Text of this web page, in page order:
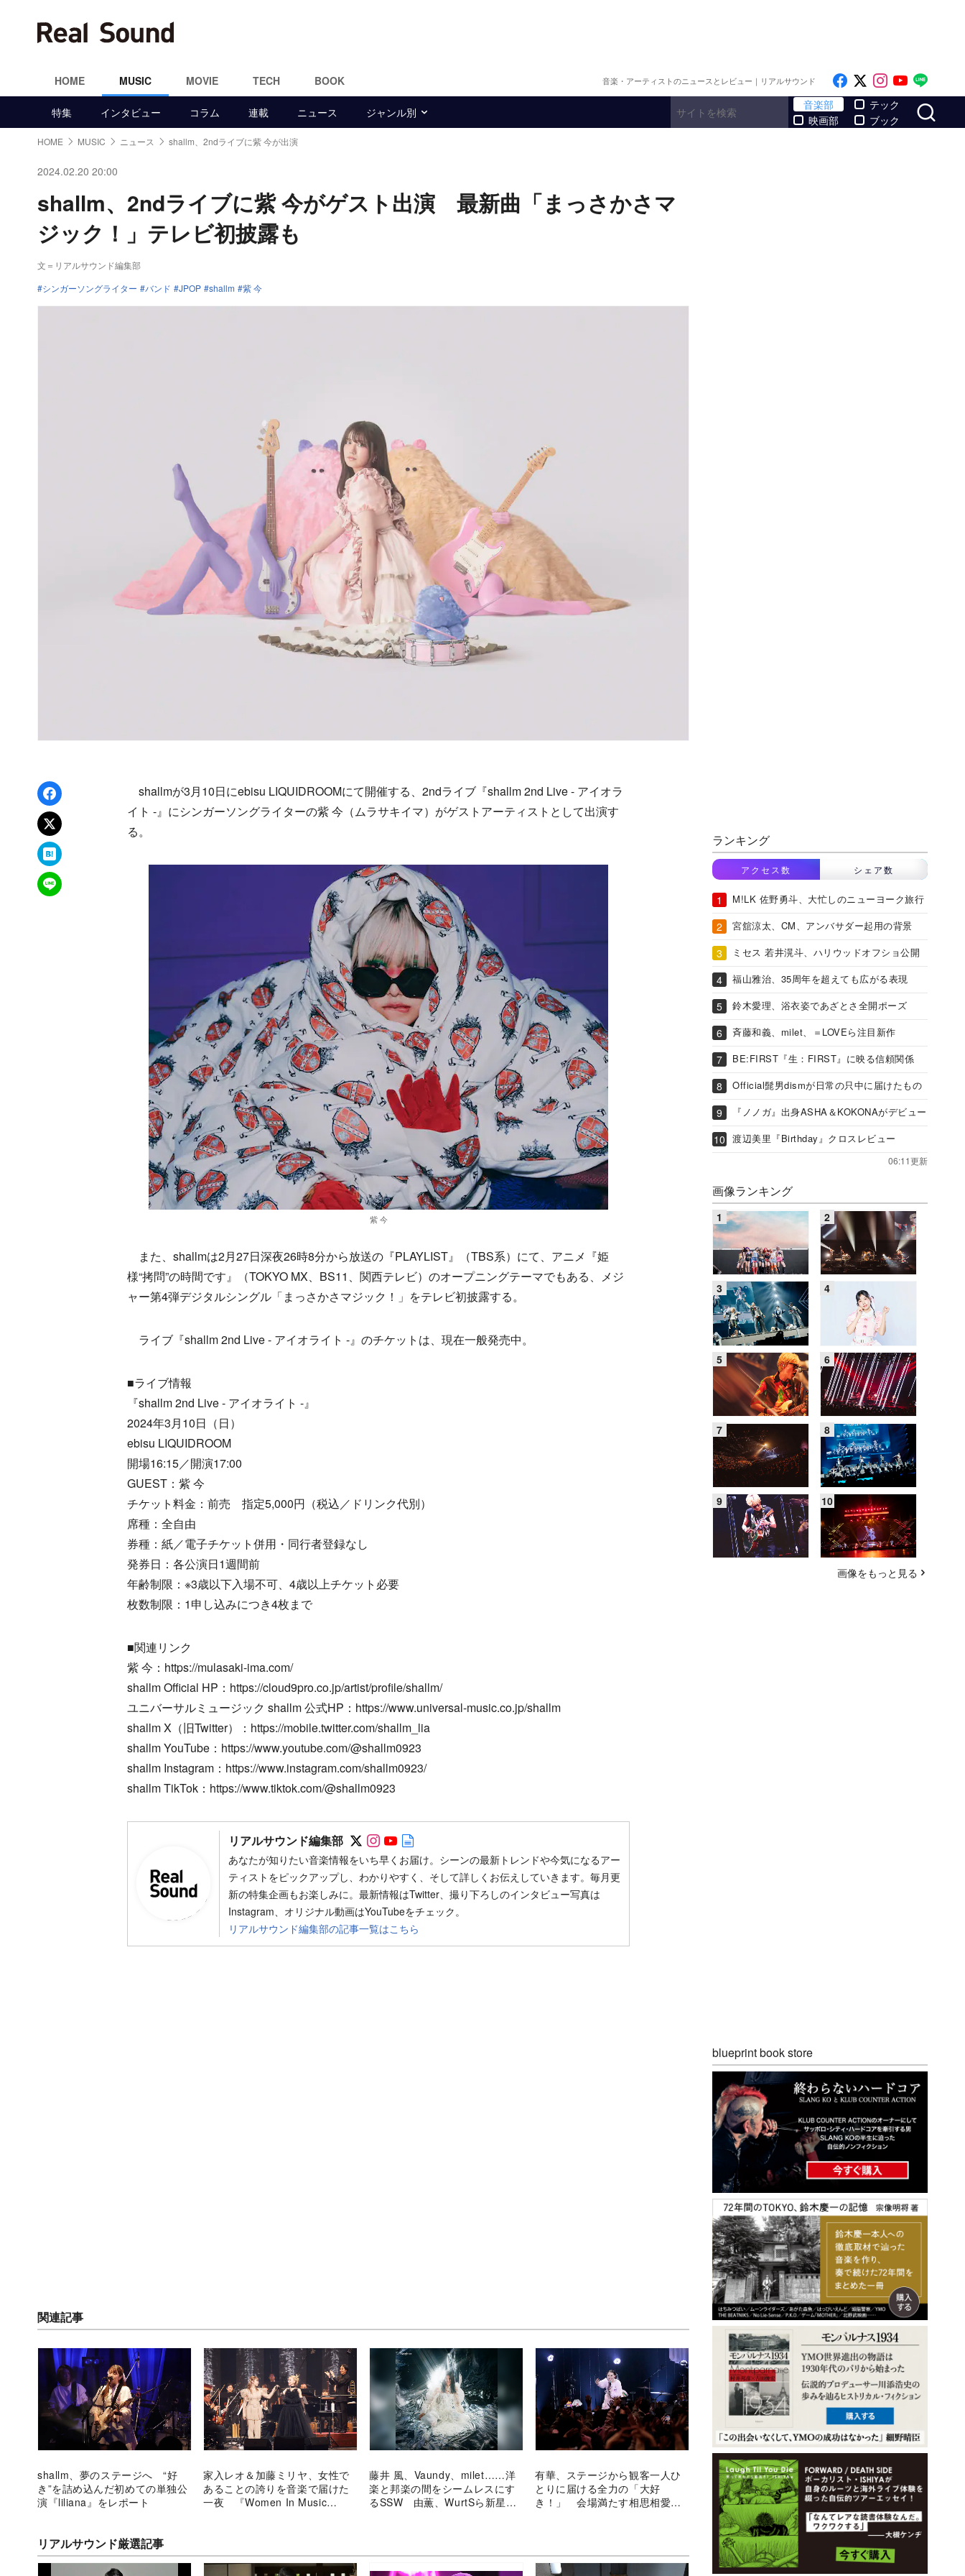
HOME MUSIC MOVIE TECH BOOK 音楽・アーティストのニュースとレビュー｜リアルサウンド Like on Facebook
Follow on x
Follow on
Follow
特集 インタビュー コラム 連載 ニュース ジャンル別
音楽部
映画部
テック
ブック
HOME MUSIC ニュース shallm、2ndライブに紫 今が出演
2024.02.20 20:00
shallm、2ndライブに紫 今がゲスト出演 最新曲「まっさかさマ
ジック！」テレビ初披露も
文＝リアルサウンド編集部
シンガーソングライター
バンド JPOP shallm 紫 今
Facebookでシェア
xでポスト
はてなブックマーク
LINEで送る
shallmが3月10日にebisu LIQUIDROOMにて開催する、2ndライブ『shallm 2nd Live - アイオラ
イト -』にシンガーソングライターの紫 今（ムラサキイマ）がゲストアーティストとして出演す
る。
紫 今
また、shallmは2月27日深夜26時8分から放送の『PLAYLIST』（TBS系）にて、アニメ『姫
様“拷問”の時間です』（TOKYO MX、BS11、関西テレビ）のオープニングテーマでもある、メジ
ャー第4弾デジタルシングル「まっさかさマジック！」をテレビ初披露する。
ライブ『shallm 2nd Live - アイオライト -』のチケットは、現在一般発売中。
■ライブ情報
『shallm 2nd Live - アイオライト -』
2024年3月10日（日）
ebisu LIQUIDROOM
開場16:15／開演17:00
GUEST：紫 今
チケット料金：前売 指定5,000円（税込／ドリンク代別）
席種：全自由
券種：紙／電子チケット併用・同行者登録なし
発券日：各公演日1週間前
年齢制限：※3歳以下入場不可、4歳以上チケット必要
枚数制限：1申し込みにつき4枚まで
■関連リンク
紫 今：https://mulasaki-ima.com/
shallm Official HP：https://cloud9pro.co.jp/artist/profile/shallm/
ユニバーサルミュージック shallm 公式HP：https://www.universal-music.co.jp/shallm
shallm X（旧Twitter）：https://mobile.twitter.com/shallm_lia
shallm YouTube：https://www.youtube.com/@shallm0923
shallm Instagram：https://www.instagram.com/shallm0923/
shallm TikTok：https://www.tiktok.com/@shallm0923
リアルサウンド編集部 Follow on SNS
Follow on SNS
Follow on SNS
あなたが知りたい音楽情報をいち早くお届け。シーンの最新トレンドや今気になるアー
ティストをピックアップし、わかりやすく、そして詳しくお伝えしていきます。毎月更
新の特集企画もお楽しみに。最新情報はTwitter、撮り下ろしのインタビュー写真は
Instagram、オリジナル動画はYouTubeをチェック。
リアルサウンド編集部の記事一覧はこちら
関連記事
shallm、夢のステージへ “好
き”を詰め込んだ初めての単独公
演『liliana』をレポート
家入レオ＆加藤ミリヤ、女性で
あることの誇りを音楽で届けた
一夜 『Women In Music
藤井 風、Vaundy、milet……洋
楽と邦楽の間をシームレスにす
るSSW 由薫、WurtSら新星続
有華、ステージから観客一人ひ
とりに届ける全力の「大好
き！」 会場満たす相思相愛な
リアルサウンド厳選記事
ランキング
アクセス数 シェア数
M!LK 佐野勇斗、大忙しのニューヨーク旅行
宮舘涼太、CM、アンバサダー起用の背景
ミセス 若井滉斗、ハリウッドオフショ公開
福山雅治、35周年を超えても広がる表現
鈴木愛理、浴衣姿であざとさ全開ポーズ
斉藤和義、milet、＝LOVEら注目新作
BE:FIRST『生：FIRST』に映る信頼関係
Official髭男dismが日常の只中に届けたもの
『ノノガ』出身ASHA＆KOKONAがデビュー
渡辺美里『Birthday』クロスレビュー
06:11更新
画像ランキング
画像をもっと見る
blueprint book store